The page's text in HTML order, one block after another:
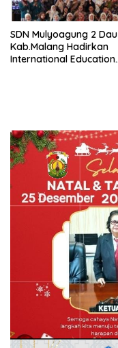
SDN Mulyoagung 2 Dau
Kab.Malang Hadirkan
International Education